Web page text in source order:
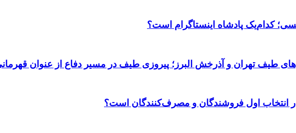
کدام‌یک پادشاه اینستاگرام است؟
طیف تهران و آذرخش البرز؛ پیروزی طیف در مسیر دفاع از عنوان
انتخاب اول فروشندگان و مصرف‌کنندگان است؟